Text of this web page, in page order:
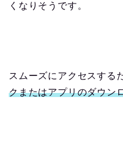
くなりそうです。
スムーズにアクセスする
クまたはアプリのダウン